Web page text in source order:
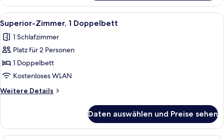
Zimmer,
Doppelbett
Alle
Fotos
für
Superior-
Zimmer,
1
Doppelbett
anzeigen
Ein Hotelzimmer mit einem großen
4
Superior-Zimmer, 1 Doppelbett
1 Schlafzimmer
Platz für 2 Personen
1 Doppelbett
Kostenloses WLAN
Weitere Details
Weitere
Zimmer,
Daten auswählen und Preise sehen